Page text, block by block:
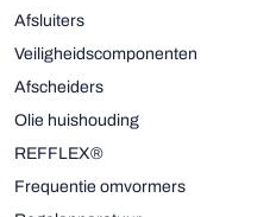
Afsluiters
Veiligheidscomponenten
Afscheiders
Olie huishouding
REFFLEX®
Frequentie omvormers